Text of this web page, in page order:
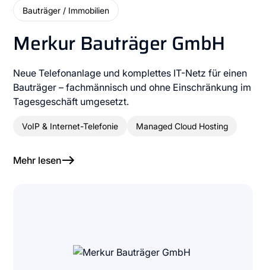
Bauträger / Immobilien
Merkur Bauträger GmbH
Neue Telefonanlage und komplettes IT-Netz für einen
Bauträger – fachmännisch und ohne Einschränkung im
Tagesgeschäft umgesetzt.
VoIP & Internet-Telefonie Managed Cloud Hosting
Mehr lesen